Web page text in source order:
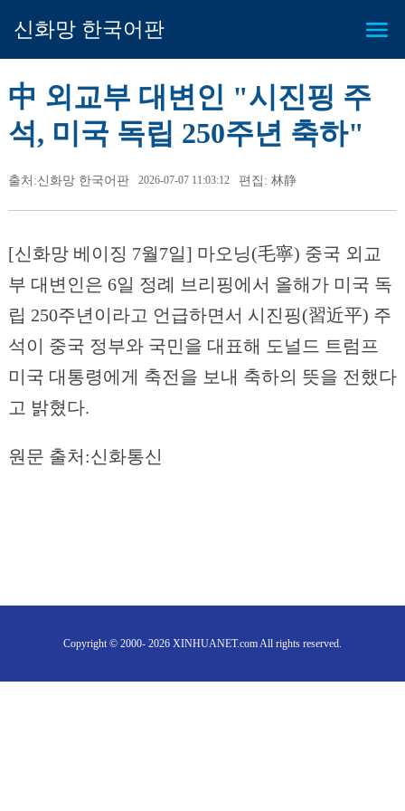
신화망 한국어판
中 외교부 대변인 "시진핑 주
석, 미국 독립 250주년 축하"
출처:신화망 한국어판 2026-07-07 11:03:12 편집: 林静
[신화망 베이징 7월7일] 마오닝(毛寧) 중국 외교
부 대변인은 6일 정례 브리핑에서 올해가 미국 독
립 250주년이라고 언급하면서 시진핑(習近平) 주
석이 중국 정부와 국민을 대표해 도널드 트럼프
미국 대통령에게 축전을 보내 축하의 뜻을 전했다
고 밝혔다.
원문 출처:신화통신
Copyright © 2000- 2026 XINHUANET.com All rights reserved.